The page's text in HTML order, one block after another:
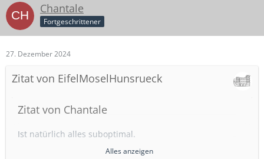
Chantale
Fortgeschrittener
27. Dezember 2024
Zitat von EifelMoselHunsrueck
Zitat von Chantale
Ist natürlich alles suboptimal.
Alles anzeigen